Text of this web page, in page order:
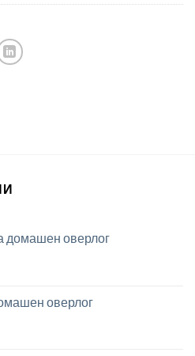
домашен оверлог
оверлог